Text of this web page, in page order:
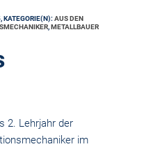
KATEGORIE(N): AUS DEN
,METALLBAUER
2. Lehrjahr der
im